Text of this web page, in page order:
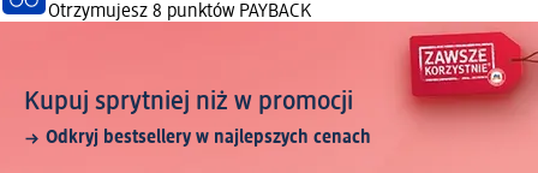
Otrzymujesz 8 punktów PAYBACK
Kupuj sprytniej niż w promocji
Odkryj bestsellery w najlepszych cenach